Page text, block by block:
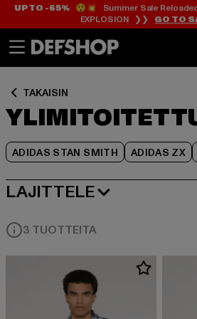
Siirry
Sisältö
Siirry
Footer
UP TO -65%😲💥 Summer Sale
EXPLOSION ❯❯ GO TO
TAKAISIN
ADIDAS STAN SMITH ADIDAS ZX
Siirry
LAJITTELE
SUOSITUIMMAT
3 TUOTTEITA